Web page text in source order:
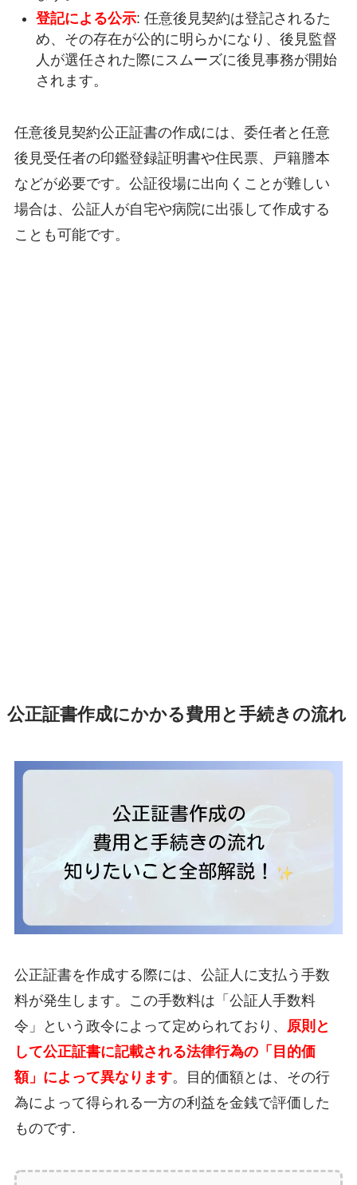
登記による公示: 任意後見契約は登記されるた
め、その存在が公的に明らかになり、後見監督
人が選任された際にスムーズに後見事務が開始
されます。
任意後見契約公正証書の作成には、委任者と任意
後見受任者の印鑑登録証明書や住民票、戸籍謄本
などが必要です。公証役場に出向くことが難しい
場合は、公証人が自宅や病院に出張して作成する
ことも可能です。
公正証書作成にかかる費用と手続きの流れ
公正証書を作成する際には、公証人に支払う手数
料が発生します。この手数料は「公証人手数料
令」という政令によって定められており、 原則と
して公正証書に記載される法律行為の「目的価
額」によって異なります。目的価額とは、その行
為によって得られる一方の利益を金銭で評価した
ものです.